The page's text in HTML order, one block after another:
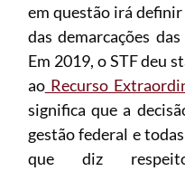
em questão irá
das demarcações
Em 2019, o STF deu
aoRecurso
significa que a
gestão federal e
que diz